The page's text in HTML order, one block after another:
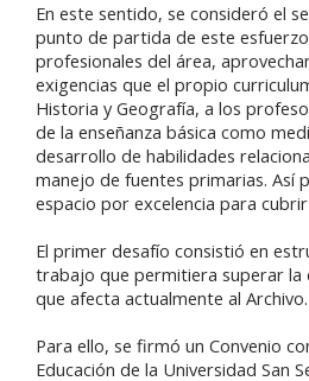
En este sentido, se consideró el
punto de partida de este
profesionales del área,
exigencias que el propio
Historia y Geografía, a los
de la enseñanza básica como
desarrollo de habilidades
manejo de fuentes primarias. Así
espacio por excelencia para
El primer desafío consistió en
trabajo que permitiera superar la
que afecta actualmente al Archivo.
Para ello, se firmó un Convenio
Educación de la Universidad San